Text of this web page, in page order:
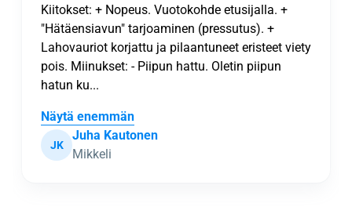
Kiitokset: + Nopeus. Vuotokohde etusijalla. +
"Hätäensiavun" tarjoaminen (pressutus). +
Lahovauriot korjattu ja pilaantuneet eristeet viety
pois. Miinukset: - Piipun hattu. Oletin piipun
hatun ku...
Näytä enemmän
JK
Juha Kautonen
Mikkeli